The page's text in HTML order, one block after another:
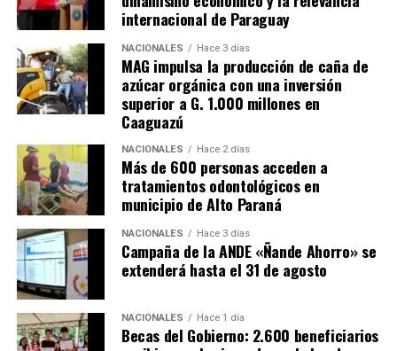
El problema de la comercialización de celulares robados
no se limita a un solo establecimiento. Hay indicios de
que este fenómeno se extiende a lo largo de todo el país,
y lo más alarmante es que las víctimas, en algunos
casos, son quienes fomentan este mercado negro. Estas
víctimas se convierten en reducidores de productos o
artículos que conocen perfectamente como robados.
Los consumidores finales son engañados y, en algunos
casos, estafados en cuanto a la procedencia ilícita y la
internacional de Paraguay
NACIONALES Hace 3 días
MAG impulsa la producción de caña de
azúcar orgánica con una inversión
superior a G. 1.000 millones en
Caaguazú
NACIONALES Hace 2 días
Más de 600 personas acceden a
tratamientos odontológicos en
municipio de Alto Paraná
NACIONALES Hace 3 días
Campaña de la ANDE «Ñande Ahorro» se
extenderá hasta el 31 de agosto
NACIONALES Hace 1 día
Becas del Gobierno: 2.600 beneficiarios